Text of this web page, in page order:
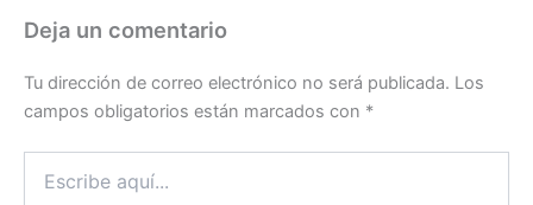
Deja un comentario
Tu dirección de correo electrónico no será publicada. Los
campos obligatorios están marcados con *
aquí...